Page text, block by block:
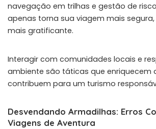
navegação em trilhas e gestão de
apenas torna sua viagem mais
mais gratificante.
Interagir com comunidades locais e
ambiente são táticas que enriquecem
contribuem para um turismo
Desvendando Armadilhas: Erros
Viagens de Aventura